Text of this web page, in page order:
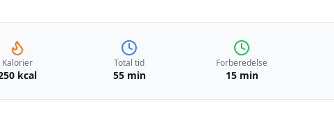
Kalorier
kcal
Total tid
55 min
Forberedelse
15 min